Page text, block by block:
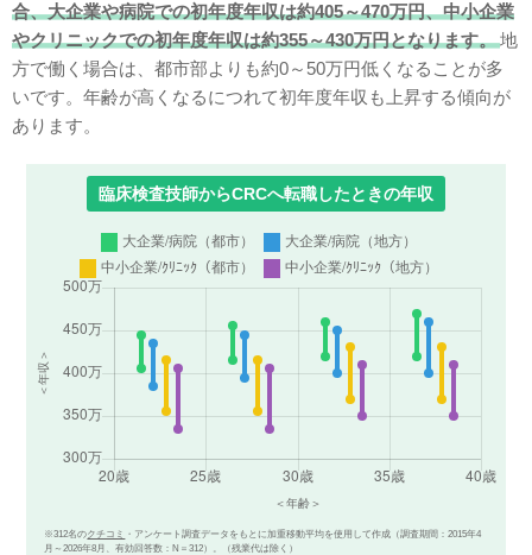
合、大企業や病院での初年度年収は約405～470万円、中小企業
やクリニックでの初年度年収は約355～430万円となります。地
方で働く場合は、都市部よりも約0～50万円低くなることが多
いです。年齢が高くなるにつれて初年度年収も上昇する傾向が
あります。
臨床検査技師からCRCへ転職したときの年収
※312名のクチコミ ・アンケート調査データをもとに加重移動平均を使用して作成（調査期間：2015年4
月～2026年8月、有効回答数：N＝312）。（残業代は除く）